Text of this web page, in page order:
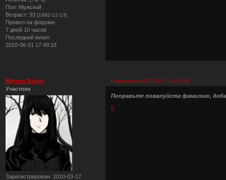
Пол: Мужской
Возраст: 33 [1992-12-13]
Провел на форуме:
7 дней 10 часов
Последний визит:
2010-06-01 17:49:18
Поделиться2010-03-17 14:38:08
Misora Naom
Участник
Зарегистрирован: 2010-03-17
Поправьте пожалуйста фамилию,
0